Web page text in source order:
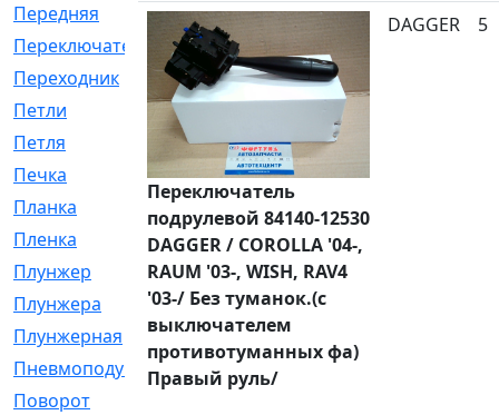
Передняя
[22]
Переключатель
[36]
Переходник
[4]
Петли
[23]
Петля
[3]
Печка
[3]
Планка
Пленка
[1]
Плунжер
[1]
Плунжера
[64]
Плунжерная
[91]
Пневмоподушка
[2]
Поворот
Переключатель
подрулевой 84140-12530
DAGGER / COROLLA '04-,
RAUM '03-, WISH, RAV4
'03-/ Без туманок.(с
выключателем
противотуманных фа)
Правый руль/
DAGGER 5